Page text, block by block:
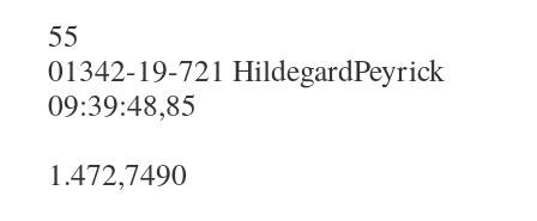
55
01342-19-721 HildegardPeyrick
09:39:48,85
1.472,7490